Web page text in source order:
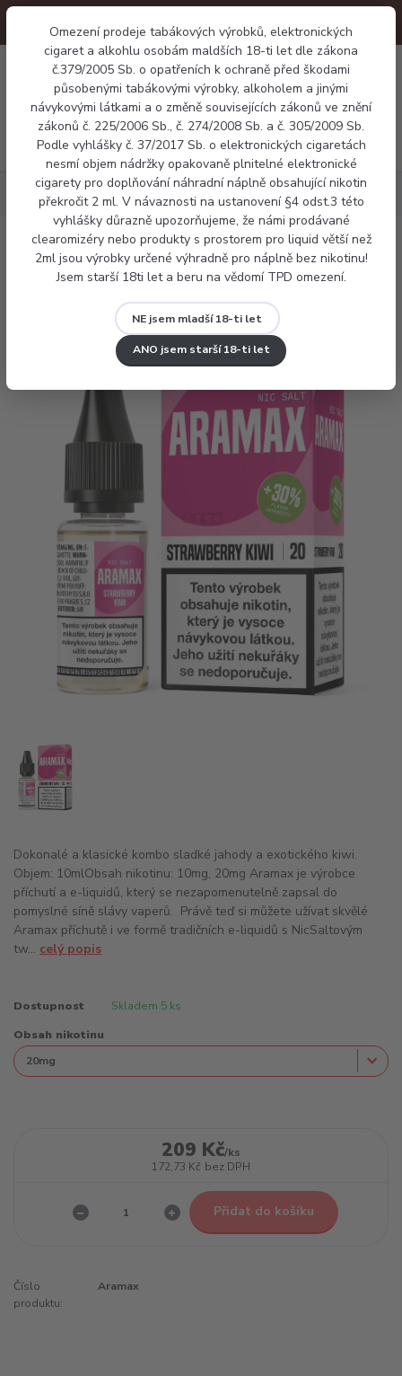
Omezení prodeje tabákových výrobků, elektronických
cigaret a alkohlu osobám maldších 18-ti let dle zákona
č.379/2005 Sb. o opatřeních k ochraně před škodami
působenými tabákovými výrobky, alkoholem a jinými
návykovými látkami a o změně souvisejících zákonů ve znění
zákonů č. 225/2006 Sb., č. 274/2008 Sb. a č. 305/2009 Sb.
Podle vyhlášky č. 37/2017 Sb. o elektronických cigaretách
nesmí objem nádržky opakovaně plnitelné elektronické
cigarety pro doplňování náhradní náplně obsahující nikotin
překročit 2 ml. V návaznosti na ustanovení §4 odst.3 této
vyhlášky důrazně upozorňujeme, že námi prodávané
clearomizéry nebo produkty s prostorem pro liquid větší než
2ml jsou výrobky určené výhradně pro náplně bez nikotinu!
Jsem starší 18ti let a beru na vědomí TPD omezení.
NE jsem mladší 18-ti let
ANO jsem starší 18-ti let
Menu
0 Kč
Náplně Aramax salt - Strawberry Kiwi
Aramax salt - Strawberry Kiwi
Dokonalé a klasické kombo sladké jahody a exotického kiwi.
Objem: 10mlObsah nikotinu: 10mg, 20mg Aramax je výrobce
příchutí a e-liquidů, který se nezapomenutelně zapsal do
pomyslné síně slávy vaperů. Právě teď si můžete užívat skvělé
Aramax příchutě i ve formě tradičních e-liquidů s NicSaltovým
tw... celý popis
Dostupnost Skladem 5 ks
Obsah nikotinu
209 Kč/ks
172,73 Kč bez DPH
Přidat do košíku
Číslo
produktu:
Aramax